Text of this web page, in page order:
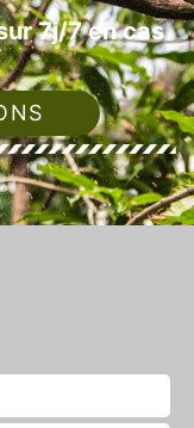
7j/7 en cas